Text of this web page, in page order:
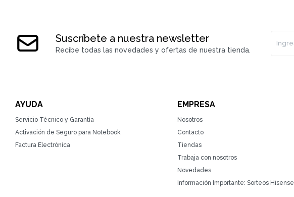
Suscríbete a nuestra newsletter
Recibe todas las novedades y ofertas de nuestra tienda.
AYUDA
Servicio Técnico y Garantía
Activación de Seguro para Notebook
Factura Electrónica
EMPRESA
Nosotros
Contacto
Tiendas
Trabaja con nosotros
Novedades
Información Importante: Sorteos Hisense